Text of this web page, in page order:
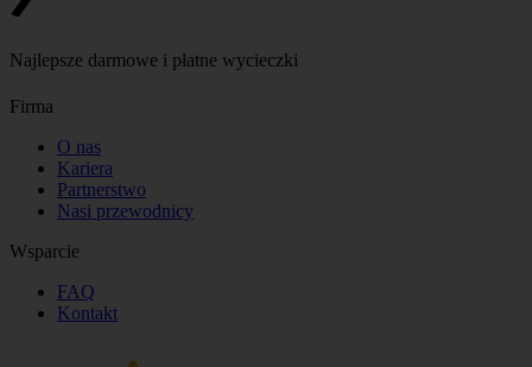
Najlepsze darmowe i płatne wycieczki
Firma
O nas
Kariera
Partnerstwo
Nasi przewodnicy
Wsparcie
FAQ
Kontakt